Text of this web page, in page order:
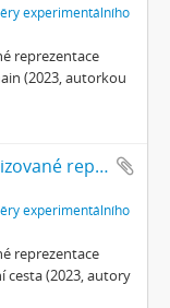
experimentálního
reprezentace
(2023, autorkou
MediaInfo report autorizované reprezentace
experimentálního
reprezentace
cesta (2023, autory